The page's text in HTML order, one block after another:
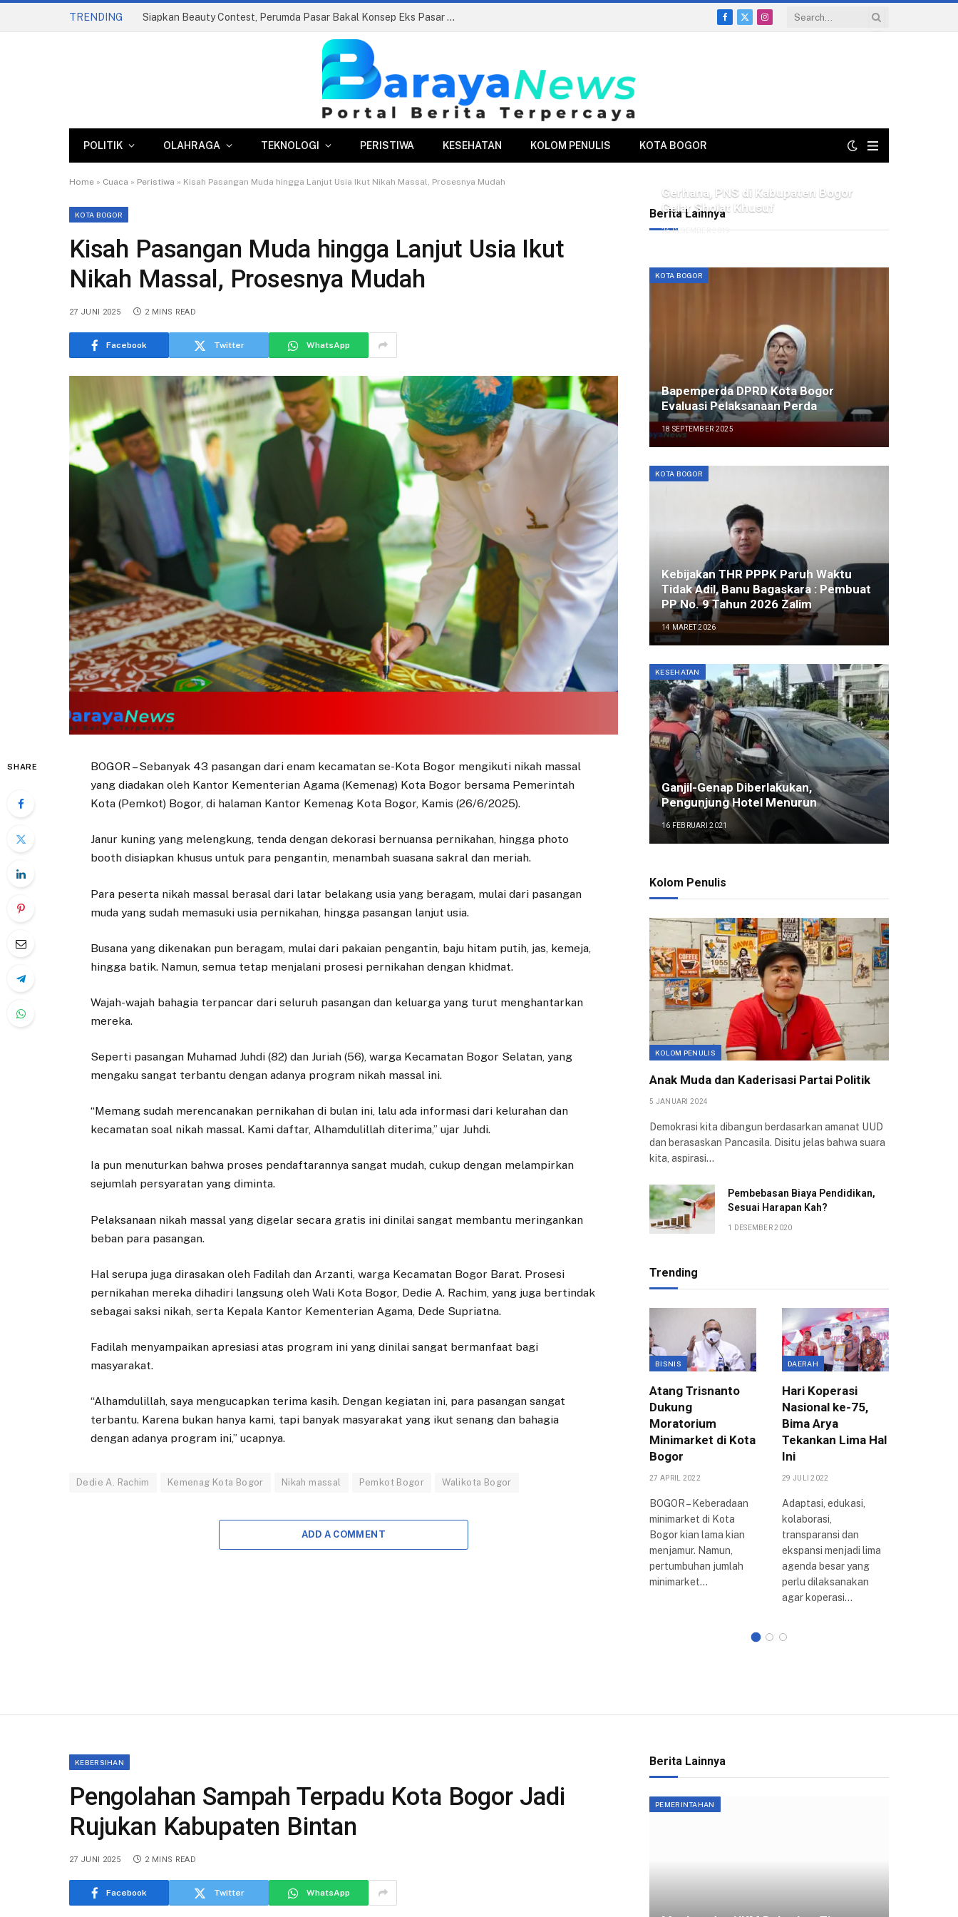
TRENDING Pasar Merdeka Segera Beroperasi, PPJ Siapkan Relokasi Ratusan Pedagang dan PKL
Facebook
X
Instagram
POLITIK OLAHRAGA TEKNOLOGI PERISTIWA KESEHATAN KOLOM PENULIS KOTA BOGOR
Home » Cuaca » Peristiwa » Kisah Pasangan Muda hingga Lanjut Usia Ikut Nikah Massal, Prosesnya Mudah
KOTA BOGOR
Kisah Pasangan Muda hingga Lanjut Usia Ikut
Nikah Massal, Prosesnya Mudah
27 JUNI 2025 2 MINS READ
Facebook Twitter WhatsApp
SHARE
BOGOR – Sebanyak 43 pasangan dari enam kecamatan se-Kota Bogor mengikuti nikah massal
yang diadakan oleh Kantor Kementerian Agama (Kemenag) Kota Bogor bersama Pemerintah
Kota (Pemkot) Bogor, di halaman Kantor Kemenag Kota Bogor, Kamis (26/6/2025).
Janur kuning yang melengkung, tenda dengan dekorasi bernuansa pernikahan, hingga photo
booth disiapkan khusus untuk para pengantin, menambah suasana sakral dan meriah.
Para peserta nikah massal berasal dari latar belakang usia yang beragam, mulai dari pasangan
muda yang sudah memasuki usia pernikahan, hingga pasangan lanjut usia.
Busana yang dikenakan pun beragam, mulai dari pakaian pengantin, baju hitam putih, jas, kemeja,
hingga batik. Namun, semua tetap menjalani prosesi pernikahan dengan khidmat.
Wajah-wajah bahagia terpancar dari seluruh pasangan dan keluarga yang turut menghantarkan
mereka.
Seperti pasangan Muhamad Juhdi (82) dan Juriah (56), warga Kecamatan Bogor Selatan, yang
mengaku sangat terbantu dengan adanya program nikah massal ini.
“Memang sudah merencanakan pernikahan di bulan ini, lalu ada informasi dari kelurahan dan
kecamatan soal nikah massal. Kami daftar, Alhamdulillah diterima,” ujar Juhdi.
Ia pun menuturkan bahwa proses pendaftarannya sangat mudah, cukup dengan melampirkan
sejumlah persyaratan yang diminta.
Pelaksanaan nikah massal yang digelar secara gratis ini dinilai sangat membantu meringankan
beban para pasangan.
Hal serupa juga dirasakan oleh Fadilah dan Arzanti, warga Kecamatan Bogor Barat. Prosesi
pernikahan mereka dihadiri langsung oleh Wali Kota Bogor, Dedie A. Rachim, yang juga bertindak
sebagai saksi nikah, serta Kepala Kantor Kementerian Agama, Dede Supriatna.
Fadilah menyampaikan apresiasi atas program ini yang dinilai sangat bermanfaat bagi
masyarakat.
“Alhamdulillah, saya mengucapkan terima kasih. Dengan kegiatan ini, para pasangan sangat
terbantu. Karena bukan hanya kami, tapi banyak masyarakat yang ikut senang dan bahagia
dengan adanya program ini,” ucapnya.
Dedie A. Rachim Kemenag Kota Bogor Nikah massal Pemkot Bogor Walikota Bogor
ADD A COMMENT
Berita Lainnya
Gerhana, PNS di Kabupaten Bogor
Gelar Sholat Khusuf
26 DESEMBER 2019
KOTA BOGOR
Bapemperda DPRD Kota Bogor
Evaluasi Pelaksanaan Perda
18 SEPTEMBER 2025
KOTA BOGOR
Kebijakan THR PPPK Paruh Waktu
Tidak Adil, Banu Bagaskara : Pembuat
PP No. 9 Tahun 2026 Zalim
14 MARET 2026
KESEHATAN
Ganjil-Genap Diberlakukan,
Pengunjung Hotel Menurun
16 FEBRUARI 2021
Kolom Penulis
KOLOM PENULIS
Anak Muda dan Kaderisasi Partai Politik
5 JANUARI 2024
Demokrasi kita dibangun berdasarkan amanat UUD
dan berasaskan Pancasila. Disitu jelas bahwa suara
kita, aspirasi…
Pembebasan Biaya Pendidikan,
Sesuai Harapan Kah?
1 DESEMBER 2020
Trending
Pajajaran Salurkan
Bantuan Tenda
BOGOR – PT Bank
Rakyat Indonesia
(Persero) melalui BRI
Dikabarkan
Mundur, Dewan
BISNIS
Atang Trisnanto
Dukung
Moratorium
Minimarket di Kota
Bogor
27 APRIL 2022
BOGOR – Keberadaan
minimarket di Kota
Bogor kian lama kian
menjamur. Namun,
pertumbuhan jumlah
minimarket…
DAERAH
Hari Koperasi
Nasional ke-75,
Bima Arya
Tekankan Lima Hal
Ini
29 JULI 2022
Adaptasi, edukasi,
kolaborasi,
transparansi dan
ekspansi menjadi lima
agenda besar yang
perlu dilaksanakan
agar koperasi…
KEBERSIHAN
Pengolahan Sampah Terpadu Kota Bogor Jadi
Rujukan Kabupaten Bintan
27 JUNI 2025 2 MINS READ
Facebook Twitter WhatsApp
Berita Lainnya
PEMERINTAHAN